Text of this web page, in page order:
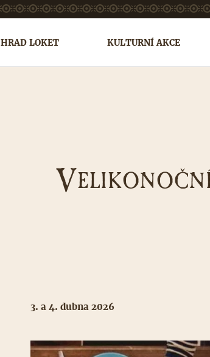
V
3. a 4. dubna 2026
HRAD LOKET KULTURNÍ AKCE